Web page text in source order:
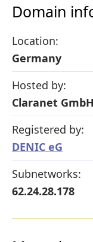
Domain
Location:
Germany
Hosted by:
Claranet GmbH
Registered by:
DENIC eG
Subnetworks:
62.24.28.178